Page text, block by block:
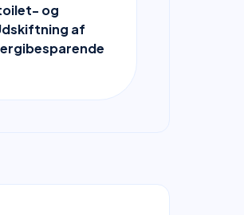
og
af